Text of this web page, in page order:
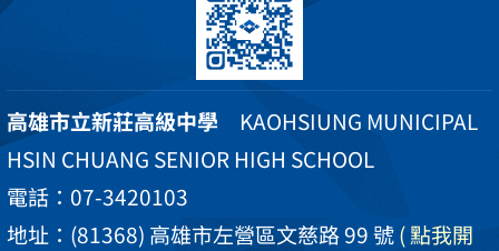
高雄市立新莊高級中學 KAOHSIUNG MUNICIPAL
HSIN CHUANG SENIOR HIGH SCHOOL
電話：07-3420103
地址：(81368) 高雄市左營區文慈路 99 號( 點我開